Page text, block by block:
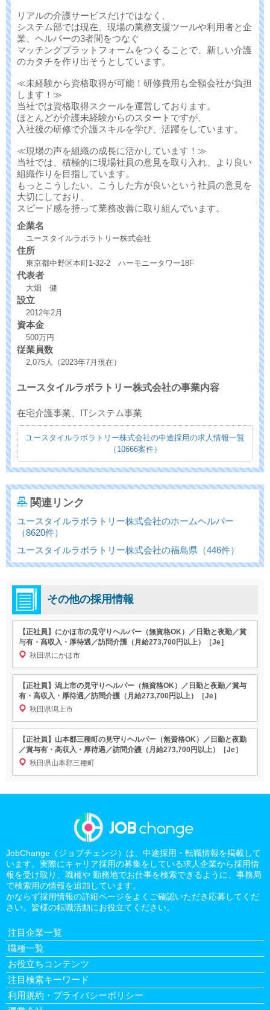
リアルの介護サービスだけではなく、
システム部では現在、現場の業務支援ツールや利用者と企
業、ヘルパーの3者間をつなぐ
マッチングプラットフォームをつくることで、新しい介護
のカタチを作り出そうとしています。
≪未経験から資格取得が可能！研修費用も全額会社が負担
します！≫
当社では資格取得スクールを運営しております。
ほとんどが介護未経験からのスタートですが、
入社後の研修で介護スキルを学び、活躍をしています。
≪現場の声を組織の成長に活かしています！≫
当社では、積極的に現場社員の意見を取り入れ、より良い
組織作りを目指しています。
もっとこうしたい、こうした方が良いという社員の意見を
大切にしており、
スピード感を持って業務改善に取り組んでいます。
企業名
ユースタイルラボラトリー株式会社
住所
東京都中野区本町1-32-2 ハーモニータワー18F
代表者
大畑 健
設立
2012年2月
資本金
500万円
従業員数
2,075人（2023年7月現在）
ユースタイルラボラトリー株式会社の事業内容
在宅介護事業、ITシステム事業
ユースタイルラボラトリー株式会社の中途採用の求人情報一覧
（10666案件）
関連リンク
ユースタイルラボラトリー株式会社のホームヘルパー
（8620件）
ユースタイルラボラトリー株式会社の福島県（446件）
その他の採用情報
【正社員】にかほ市の見守りヘルパー（無資格OK）／日勤と夜勤／賞
与有・高収入・厚待遇／訪問介護（月給273,700円以上）［Je］
秋田県にかほ市
【正社員】潟上市の見守りヘルパー（無資格OK）／日勤と夜勤／賞与
有・高収入・厚待遇／訪問介護（月給273,700円以上）［Je］
秋田県潟上市
【正社員】山本郡三種町の見守りヘルパー（無資格OK）／日勤と夜勤
／賞与有・高収入・厚待遇／訪問介護（月給273,700円以上）［Je］
秋田県山本郡三種町
JobChange（ジョブチェンジ）は、中途採用・転職情報を掲載して
います。実際にキャリア採用の募集をしている求人企業から採用情
報を受け取り、職種や 勤務地でお仕事を検索できるように、事務局
で検索用の情報を追加しています。
かならず採用情報の詳細ページをよくご確認いただき応募してくだ
さい。皆様の転職活動にお役立てください。
注目企業一覧
職種一覧
お役立ちコンテンツ
注目検索キーワード
利用規約・プライバシーポリシー